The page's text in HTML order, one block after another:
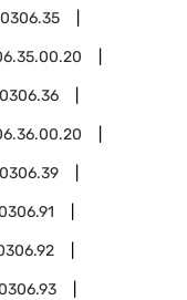
0306.35
0306.36
0306.39